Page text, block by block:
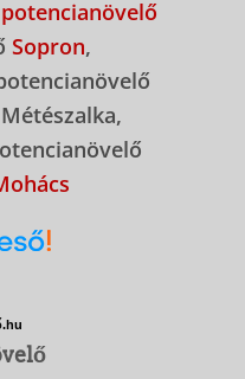
potencianövelő
Sopron,